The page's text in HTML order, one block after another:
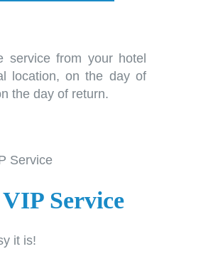
service from your hotel
location, on the day of
the day of return.
Service
it is!